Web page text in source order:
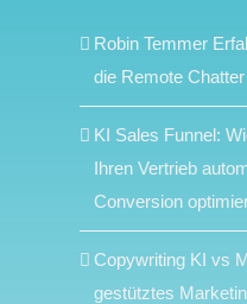
Robin Temmer
die Remote
KI Sales Funnel:
Ihren Vertrieb
Conversion
Copywriting KI vs
gestütztes